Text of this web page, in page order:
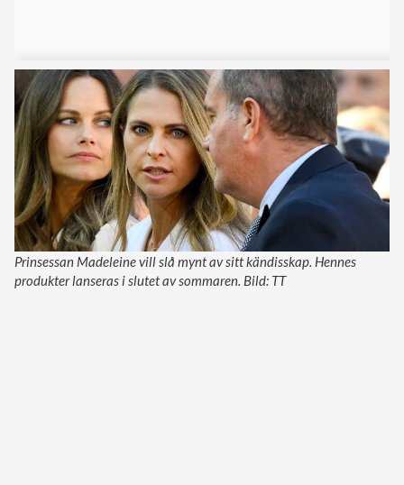
Prinsessan Madeleine vill slå mynt av sitt kändisskap. Hennes
produkter lanseras i slutet av sommaren. Bild: TT